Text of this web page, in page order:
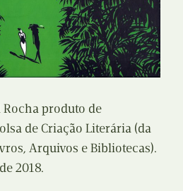
Rocha produto de
de Criação Literária (da
Arquivos e Bibliotecas).
2018.